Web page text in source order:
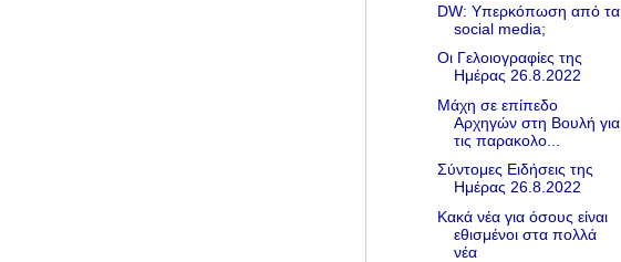
DW: Υπερκόπωση από τα
social media;
Οι Γελοιογραφίες της
Ημέρας 26.8.2022
Μάχη σε επίπεδο
Αρχηγών στη Βουλή για
τις παρακολο...
Σύντομες Ειδήσεις της
Ημέρας 26.8.2022
Κακά νέα για όσους είναι
εθισμένοι στα πολλά
νέα